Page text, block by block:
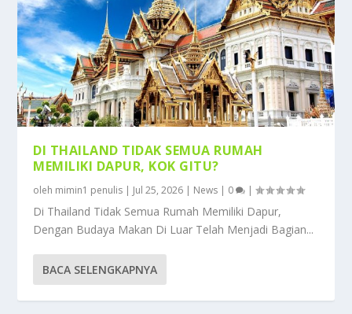
DI THAILAND TIDAK SEMUA RUMAH
MEMILIKI DAPUR, KOK GITU?
oleh mimin1 penulis | Jul 25, 2026 | News | 0 |
Di Thailand Tidak Semua Rumah Memiliki Dapur,
Dengan Budaya Makan Di Luar Telah Menjadi Bagian...
BACA SELENGKAPNYA